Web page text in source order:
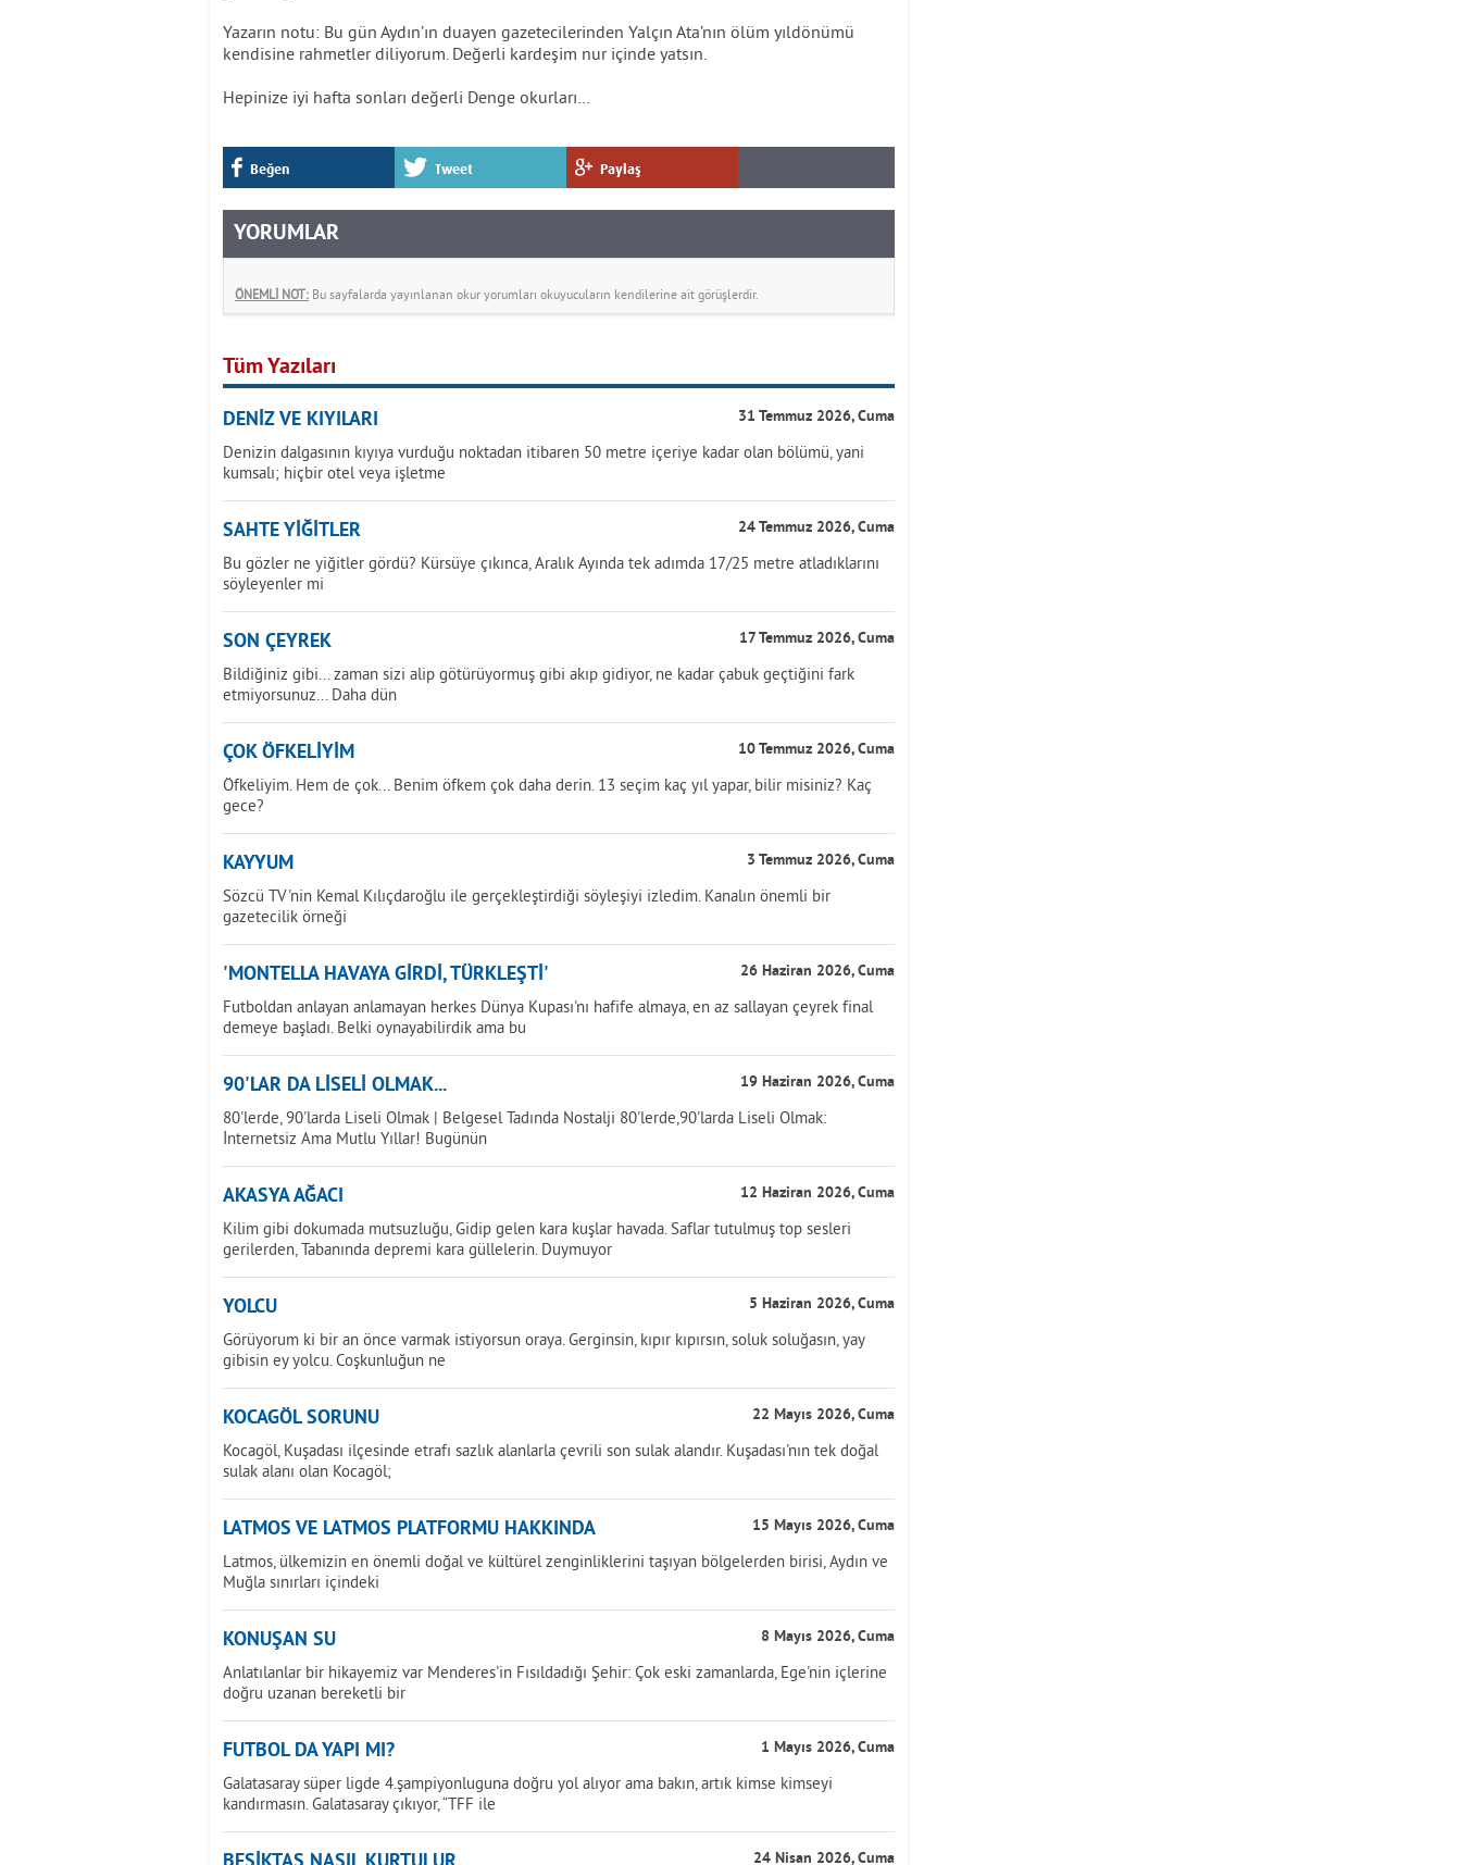
Yazarın notu: Bu gün Aydın’ın duayen gazetecilerinden Yalçın Ata’nın ölüm yıldönümü
kendisine rahmetler diliyorum. Değerli kardeşim nur içinde yatsın.
Hepinize iyi hafta sonları değerli Denge okurları…
Beğen Tweet Paylaş
YORUMLAR
ÖNEMLİ NOT: Bu sayfalarda yayınlanan okur yorumları okuyucuların kendilerine ait görüşlerdir.
Tüm Yazıları
DENİZ VE KIYILARI 31 Temmuz 2026, Cuma
Denizin dalgasının kıyıya vurduğu noktadan itibaren 50 metre içeriye kadar olan bölümü, yani
kumsalı; hiçbir otel veya işletme
SAHTE YİĞİTLER 24 Temmuz 2026, Cuma
Bu gözler ne yiğitler gördü? Kürsüye çıkınca, Aralık Ayında tek adımda 17/25 metre atladıklarını
söyleyenler mi
SON ÇEYREK 17 Temmuz 2026, Cuma
Bildiğiniz gibi... zaman sizi alip götürüyormuş gibi akıp gidiyor, ne kadar çabuk geçtiğini fark
etmiyorsunuz... Daha dün
ÇOK ÖFKELİYİM 10 Temmuz 2026, Cuma
Öfkeliyim. Hem de çok... Benim öfkem çok daha derin. 13 seçim kaç yıl yapar, bilir misiniz? Kaç
gece?
KAYYUM 3 Temmuz 2026, Cuma
Sözcü TV'nin Kemal Kılıçdaroğlu ile gerçekleştirdiği söyleşiyi izledim. Kanalın önemli bir
gazetecilik örneği
'MONTELLA HAVAYA GİRDİ, TÜRKLEŞTİ' 26 Haziran 2026, Cuma
Futboldan anlayan anlamayan herkes Dünya Kupası'nı hafife almaya, en az sallayan çeyrek final
demeye başladı. Belki oynayabilirdik ama bu
90'LAR DA LİSELİ OLMAK... 19 Haziran 2026, Cuma
80'lerde, 90'larda Liseli Olmak | Belgesel Tadında Nostalji 80'lerde,90'larda Liseli Olmak:
İnternetsiz Ama Mutlu Yıllar! Bugünün
AKASYA AĞACI 12 Haziran 2026, Cuma
Kilim gibi dokumada mutsuzluğu, Gidip gelen kara kuşlar havada. Saflar tutulmuş top sesleri
gerilerden, Tabanında depremi kara güllelerin. Duymuyor
YOLCU 5 Haziran 2026, Cuma
Görüyorum ki bir an önce varmak istiyorsun oraya. Gerginsin, kıpır kıpırsın, soluk soluğasın, yay
gibisin ey yolcu. Coşkunluğun ne
KOCAGÖL SORUNU 22 Mayıs 2026, Cuma
Kocagöl, Kuşadası ilçesinde etrafı sazlık alanlarla çevrili son sulak alandır. Kuşadası'nın tek doğal
sulak alanı olan Kocagöl;
LATMOS VE LATMOS PLATFORMU HAKKINDA 15 Mayıs 2026, Cuma
Latmos, ülkemizin en önemli doğal ve kültürel zenginliklerini taşıyan bölgelerden birisi, Aydın ve
Muğla sınırları içindeki
KONUŞAN SU 8 Mayıs 2026, Cuma
Anlatılanlar bir hikayemiz var Menderes'in Fısıldadığı Şehir: Çok eski zamanlarda, Ege'nin içlerine
doğru uzanan bereketli bir
FUTBOL DA YAPI MI? 1 Mayıs 2026, Cuma
Galatasaray süper ligde 4.şampiyonluguna doğru yol alıyor ama bakın, artık kimse kimseyi
kandırmasın. Galatasaray çıkıyor, “TFF ile
24 Nisan 2026, Cuma